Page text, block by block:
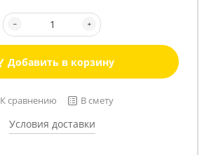
Добавить в корзину
К сравнению В смету
Условия доставки